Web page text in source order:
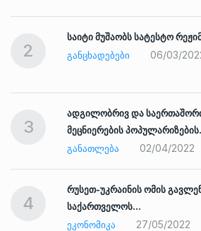
2
საიტი მუშაობს სატესტო
ᲒᲐᲜᲪᲮᲐᲓᲔᲑᲔᲑᲘ
06/03/
3
ადგილობრივ და
მეცნიერების
ᲒᲐᲜᲐᲗᲚᲔᲑᲐ
02/04/2022
4
რუსეთ-უკრაინის ომის
საქართველოს…
ᲔᲙᲝᲜᲝᲛᲘᲙᲐ
27/05/2022